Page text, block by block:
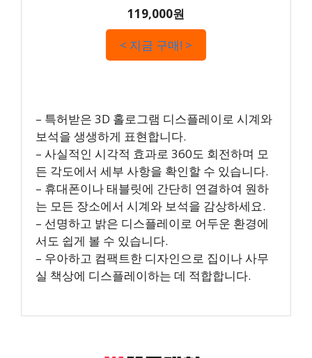
119,000원
< 지금 구매! >
– 특허받은 3D 홀로그램 디스플레이로 시계와
보석을 생생하게 표현합니다.
– 사실적인 시각적 효과로 360도 회전하며 모
든 각도에서 세부 사항을 확인할 수 있습니다.
– 휴대폰이나 태블릿에 간단히 연결하여 원하
는 모든 장소에서 시계와 보석을 감상하세요.
– 선명하고 밝은 디스플레이로 어두운 환경에
서도 쉽게 볼 수 있습니다.
– 우아하고 컴팩트한 디자인으로 집이나 사무
실 책상에 디스플레이하는 데 적합합니다.